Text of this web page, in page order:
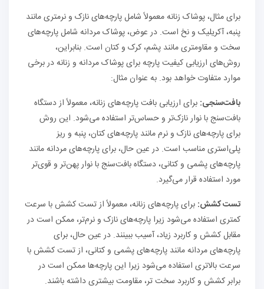
برای مثال، پوشاک زنانه معمولاً شامل پارچه‌های نازک و نرمتری مانند
پنبه، آکریلیک و نخ است. در عوض، پوشاک مردانه شامل پارچه‌های
سخت و مقاومتری مانند پشم، کرک و کتان است. بنابراین،
روش‌های ارزیابی کیفیت پارچه برای پوشاک مردانه و زنانه در برخی
موارد متفاوت خواهد بود. به عنوان مثال:
بافت‌سنجی: برای ارزیابی بافت پارچه‌های زنانه، معمولاً از دستگاه
بافت‌سنج با نوار نازک‌تر و حساس‌تر استفاده می‌شود. این روش
برای پارچه‌های نازک و نرم مانند پارچه‌های کتان، پنبه و ریز
پلی‌استری مناسب است. در عین حال، برای پارچه‌های مردانه مانند
پارچه‌های پشمی و کتانی، دستگاه بافت‌سنج با نوار پهن‌تر و قوی‌تر
مورد استفاده قرار می‌گیرد.
تست کشش: برای پارچه‌های زنانه، معمولاً از تست کشش با سرعت
کمتری استفاده می‌شود زیرا پارچه‌های نازک و نرم‌تر، ممکن است در
مقابل کشش و کاربرد زیاد، آسیب ببینند. در عین حال، برای
پارچه‌های مردانه مانند پارچه‌های پشمی و کتانی، از تست کشش با
سرعت بالاتری استفاده می‌شود زیرا این پارچه‌ها ممکن است در
برابر کشش و کاربرد سخت تر، مقاومت بیشتری داشته باشند.